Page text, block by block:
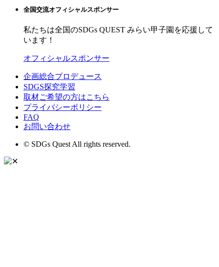
全国交流オフィシャルスポンサー
私たちは全国のSDGs QUEST みらい甲子園を応援して
います！
オフィシャルスポンサー
企画総合プロデュース
SDGS探究学習
取材ご希望の方はこちら
プライバシーポリシー
FAQ
お問い合わせ
© SDGs Quest All rights reserved.